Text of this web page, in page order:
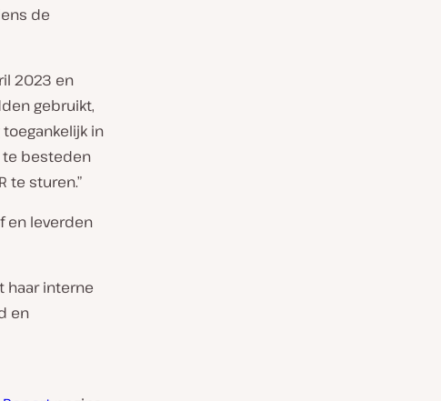
de
2023 en
gebruikt,
in
te besteden
te sturen.”
en leverden
haar interne
en